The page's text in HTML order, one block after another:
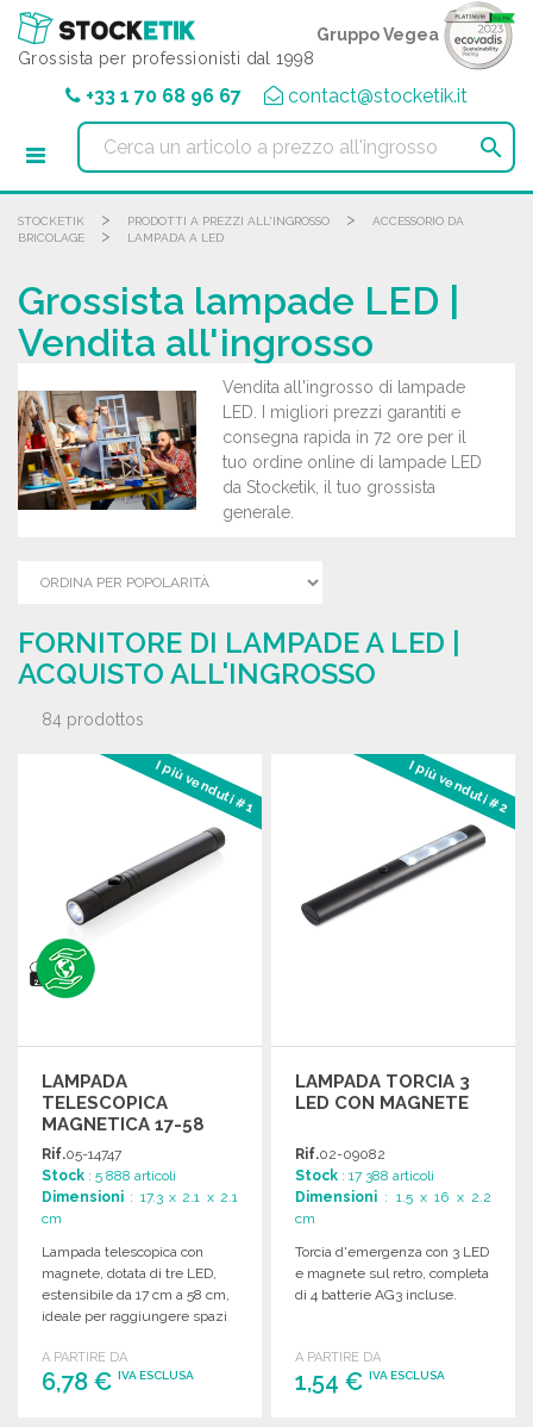
Grossista per professionisti dal 1998
Gruppo Vegea
+33 1 70 68 96 67 contact@stocketik.it

STOCKETIK > PRODOTTI A PREZZI ALL'INGROSSO >
ACCESSORIO DA
BRICOLAGE
> LAMPADA A LED
Grossista lampade LED |
Vendita all'ingrosso
Vendita all'ingrosso di lampade
LED. I migliori prezzi garantiti e
consegna rapida in 72 ore per il
tuo ordine online di lampade LED
da Stocketik, il tuo grossista
generale.
FORNITORE DI LAMPADE A LED |
ACQUISTO ALL'INGROSSO
84 prodottos
I più venduti #1
LAMPADA
TELESCOPICA
MAGNETICA 17-58
CM
Rif.05-14747
Stock : 5 888 articoli
Dimensioni : 17.3 x 2.1 x 2.1
cm
Lampada telescopica con
magnete, dotata di tre LED,
estensibile da 17 cm a 58 cm,
ideale per raggiungere spazi
A PARTIRE DA
6,78 € IVA ESCLUSA
I più venduti #2
LAMPADA TORCIA 3
LED CON MAGNETE
Rif.02-09082
Stock : 17 388 articoli
Dimensioni : 1.5 x 16 x 2.2
cm
Torcia d'emergenza con 3 LED
e magnete sul retro, completa
di 4 batterie AG3 incluse.
A PARTIRE DA
1,54 €IVA ESCLUSA
Pannello di gestione dei cookies